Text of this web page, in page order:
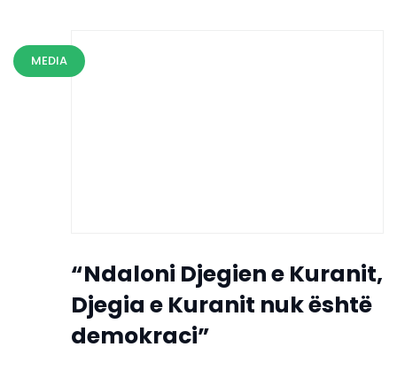
MEDIA
“Ndaloni Djegien e Kuranit,
Djegia e Kuranit nuk është
demokraci”